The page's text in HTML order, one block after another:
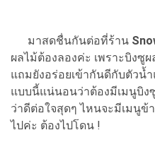
มาสดชื่นกันต่อที่ร้าน
ผลไม้ต้องลองค่ะ เพราะบิงซู
แถมยังอร่อยเข้ากันดีกับตัวน้
แบบนี้แน่นอนว่าต้องมีเมนูบิง
ว่าดีต่อใจสุดๆ ไหนจะมีเมนูข้
ไปค่ะ ต้องไปโดน !